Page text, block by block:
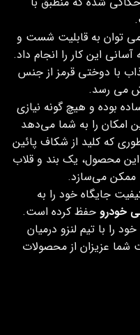
می توان به قابلیت شست و
این کار را انجام داد.
با دوختی قرمز از جنس
می رسد.
بوده و هیچ گونه نیازی
امکان را به شما می‌دهد
که کلید از شکاف پائین
محصول، یک بند و قلاب
ممکن می‌سازد.
جایگاه خود را به
خودرو حفظ کرده است.
را با تیم لنزو درمیان
شما عزیزان از محصولات